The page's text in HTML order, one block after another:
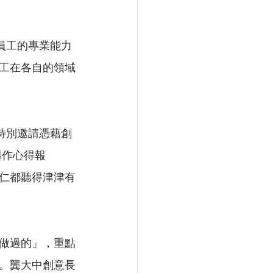
工的專業能力
在各自的領域
別邀請憑藉創
心得報
都聽得津津有
過的」，重點
龔大中創意長